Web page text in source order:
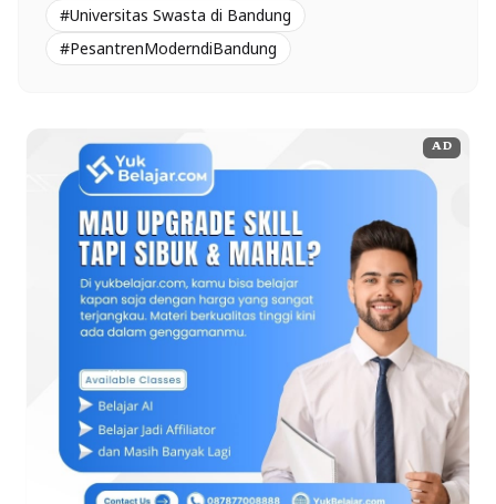
#Universitas Swasta di Bandung
#PesantrenModerndiBandung
AD